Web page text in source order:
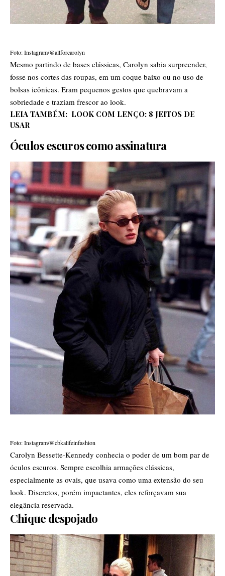
Foto: Instagram/@allforcarolyn
Mesmo partindo de bases clássicas, Carolyn sabia surpreender,
fosse nos cortes das roupas, em um coque baixo ou no uso de
bolsas icônicas. Eram pequenos gestos que quebravam a
sobriedade e traziam frescor ao look.
LEIA TAMBÉM: LOOK COM LENÇO: 8 JEITOS DE
USAR
Óculos escuros como assinatura
Foto: Instagram/@cbkalifeinfashion
Carolyn Bessette-Kennedy conhecia o poder de um bom par de
óculos escuros. Sempre escolhia armações clássicas,
especialmente as ovais, que usava como uma extensão do seu
look. Discretos, porém impactantes, eles reforçavam sua
elegância reservada.
Chique despojado